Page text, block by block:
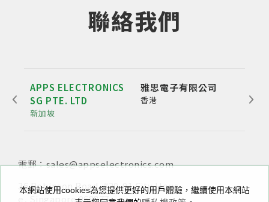
本網站使用cookies為您提供更好的用戶體驗，繼續使用本網站
聯絡我們
APPS ELECTRONICS
SG PTE. LTD
新加坡
雅思電子有限公司
香港
公
電郵：sales@appselectronics.com
36 Robinson Road, #20-01 City Hous
e, Singapore 068877
電話： +852 3693 4218
電話： +86（755）86538552
電郵： sales@appselectronics.com
新北市中和區中正路716號10樓之一